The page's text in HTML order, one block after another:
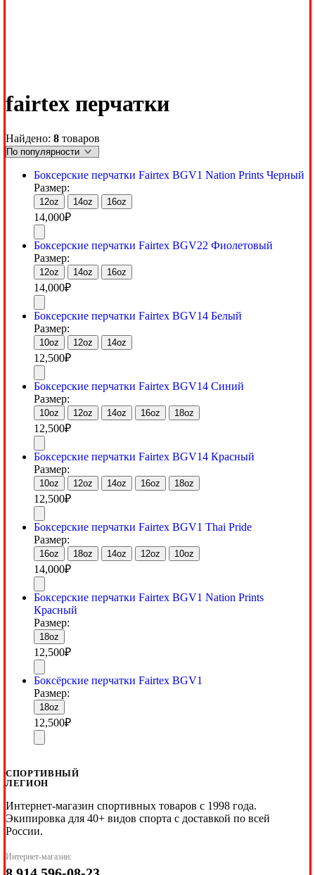
fairtex перчатки
Найдено: 8 товаров
Боксерские перчатки Fairtex BGV1 Nation Prints Черный
Размер:
12oz 14oz 16oz
14,000₽
Боксерские перчатки Fairtex BGV22 Фиолетовый
Размер:
12oz 14oz 16oz
14,000₽
Боксерские перчатки Fairtex BGV14 Белый
Размер:
10oz 12oz 14oz
12,500₽
Боксерские перчатки Fairtex BGV14 Синий
Размер:
10oz 12oz 14oz 16oz 18oz
12,500₽
Боксерские перчатки Fairtex BGV14 Красный
Размер:
10oz 12oz 14oz 16oz 18oz
12,500₽
Боксерские перчатки Fairtex BGV1 Thai Pride
Размер:
16oz 18oz 14oz 12oz 10oz
14,000₽
Боксерские перчатки Fairtex BGV1 Nation Prints
Красный
Размер:
18oz
12,500₽
Боксёрские перчатки Fairtex BGV1
Размер:
18oz
12,500₽
СПОРТИВНЫЙ
ЛЕГИОН
Интернет-магазин спортивных товаров с 1998 года.
Экипировка для 40+ видов спорта с доставкой по всей
России.
Интернет-магазин: